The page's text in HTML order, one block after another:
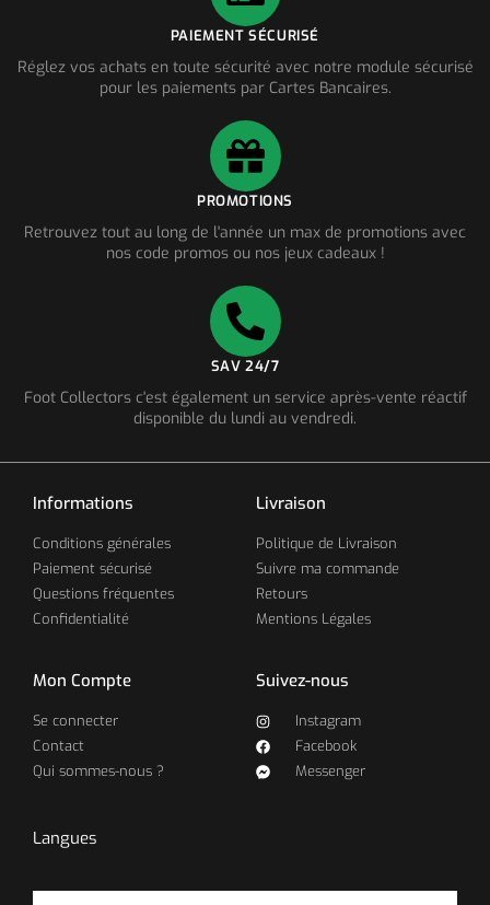
PAIEMENT SÉCURISÉ
Réglez vos achats en toute sécurité avec notre module sécurisé
pour les paiements par Cartes Bancaires.
PROMOTIONS
Retrouvez tout au long de l'année un max de promotions avec
nos code promos ou nos jeux cadeaux !
SAV 24/7
Foot Collectors c'est également un service après-vente réactif
disponible du lundi au vendredi.
Informations
Conditions générales
Paiement sécurisé
Questions fréquentes
Confidentialité
Livraison
Politique de Livraison
Suivre ma commande
Retours
Mentions Légales
Mon Compte
Se connecter
Contact
Qui sommes-nous ?
Suivez-nous
Instagram
Facebook
Messenger
Langues